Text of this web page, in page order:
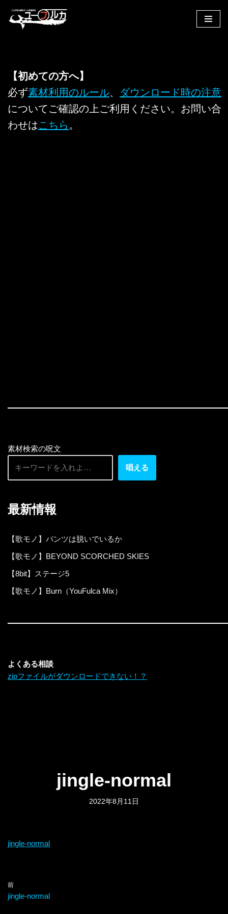
へ
キ
ッ
【初めての方へ】
必ず素材利用のルール、 ダウンロード時の注意
についてご確認の上ご利用ください。お問い合
わせはこちら 。
素材検索の呪文
唱える
最新情報
【歌モノ】パンツは脱いでいるか
【歌モノ】BEYOND SCORCHED SKIES
【8bit】ステージ5
【歌モノ】Burn（YouFulca Mix）
よくある相談
zipファイルがダウンロードできない！？
jingle-normal
2022年8月11日
jingle-normal
前
jingle-normal